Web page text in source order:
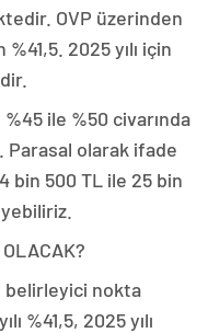
OVP üzerinden
2025 yılı için
ile %50 civarında
olarak ifade
bin 500 TL ile 25 bin
belirleyici nokta
%41,5, 2025 yılı